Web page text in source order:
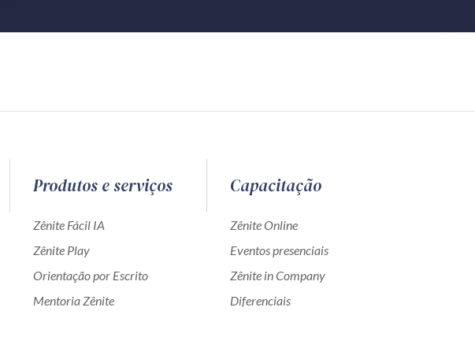
Produtos e serviços
Zênite Fácil IA
Zênite Play
Orientação por Escrito
Mentoria Zênite
Capacitação
Zênite Online
Eventos presenciais
Zênite in Company
Diferenciais